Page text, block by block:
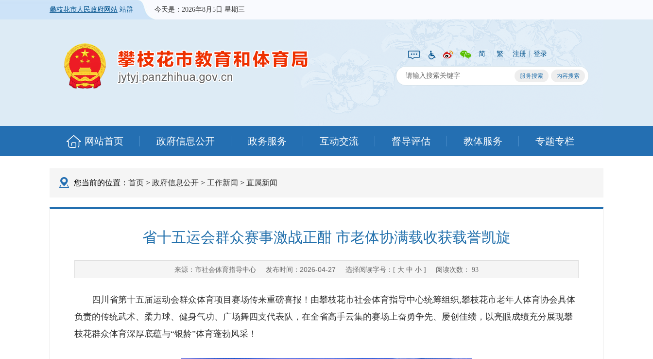
攀枝花市人民政府网站 站群 今天是： 2026年8月5日 星期三
简 | 繁 | 注册 | 登录
网站首页 政府信息公开 政务服务 互动交流 督导评估 教体服务 专题专栏
您当前的位置： 首页 > 政府信息公开 > 工作新闻 > 直属新闻
省十五运会群众赛事激战正酣 市老体协满载收获载誉凯旋
来源： 市社会体育指导中心 发布时间： 2026-04-27 选择阅读字号：[ 大 中 小 ] 阅读次数： 93
四川省第十五届运动会群众体育项目赛场传来重磅喜报！由攀枝花市社会体育指导中心统筹组织,攀枝花市老年人体育协会具体
负责的传统武术、柔力球、健身气功、广场舞四支代表队，在全省高手云集的赛场上奋勇争先、屡创佳绩，以亮眼成绩充分展现攀
枝花群众体育深厚底蕴与“银龄”体育蓬勃风采！